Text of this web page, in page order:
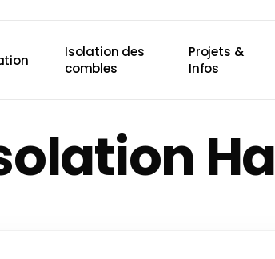
Isolation des
combles
Projets &
Infos